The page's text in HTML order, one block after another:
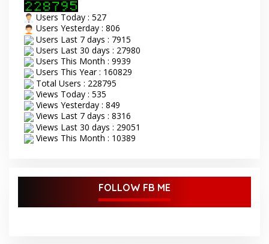
Kabupaten Bungo Senin 8
September 2025. Acara
pembukaan STQ ke-53
yang di gelar di kecamatan
Tanah Sepenggal ini,
diawali dengan grand
opening STQ, dilanjutkan
dengan pelantikan dan
pengambilan sumpah
sekaligus pemasangan
toga kepada Dewan Hakim
STQ oleh Bupati Bungo.
Serangkaian kegiatan
acara pembukaan STQ ini
Bupati di dan dampingi
oleh wakil Bupati Bungo.
Tamu undangan serta
Users Today : 527
Users Yesterday : 806
Users Last 7 days : 7915
Users Last 30 days : 27980
Users This Month : 9939
Users This Year : 160829
Total Users : 228795
Views Today : 535
Views Yesterday : 849
Views Last 7 days : 8316
Views Last 30 days : 29051
Views This Month : 10389
FOLLOW FB ME